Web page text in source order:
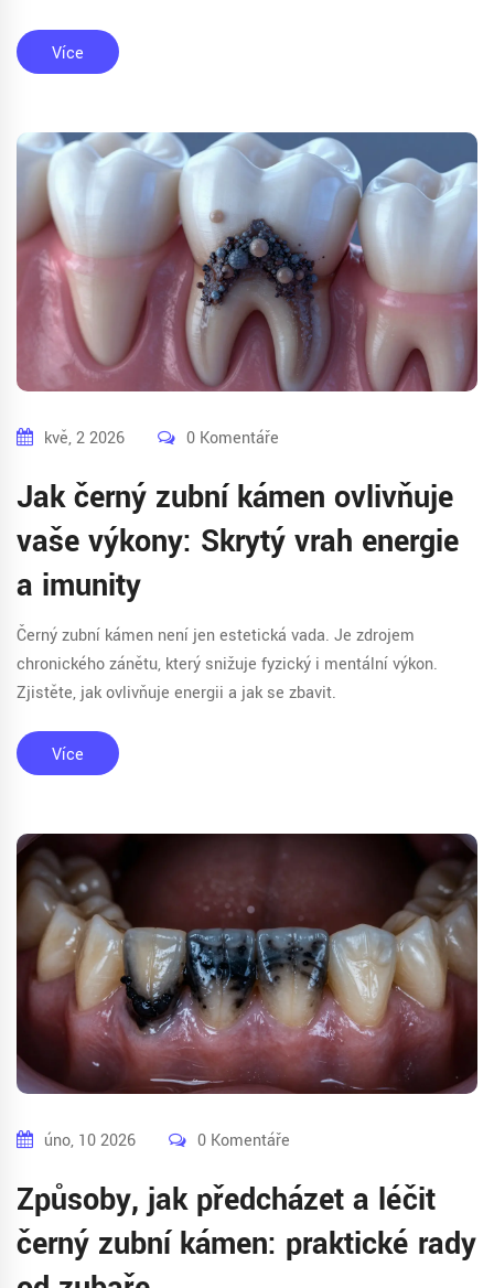
Více
kvě, 2 2026 0 Komentáře
Jak černý zubní kámen ovlivňuje
vaše výkony: Skrytý vrah energie
a imunity
Černý zubní kámen není jen estetická vada. Je zdrojem
chronického zánětu, který snižuje fyzický i mentální výkon.
Zjistěte, jak ovlivňuje energii a jak se zbavit.
Více
úno, 10 2026 0 Komentáře
Způsoby, jak předcházet a léčit
černý zubní kámen: praktické rady